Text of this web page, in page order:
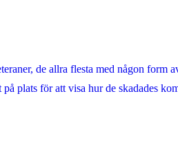
de allra flesta med någon form
plats för att visa hur de skadades